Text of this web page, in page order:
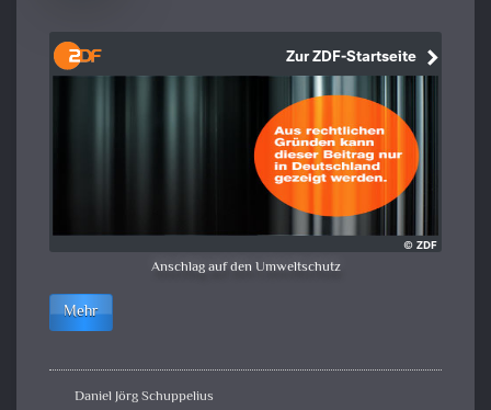
Anschlag auf den Umweltschutz
Mehr
Daniel Jörg Schuppelius